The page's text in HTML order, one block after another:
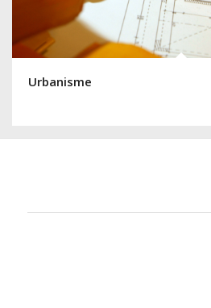
Urbanisme